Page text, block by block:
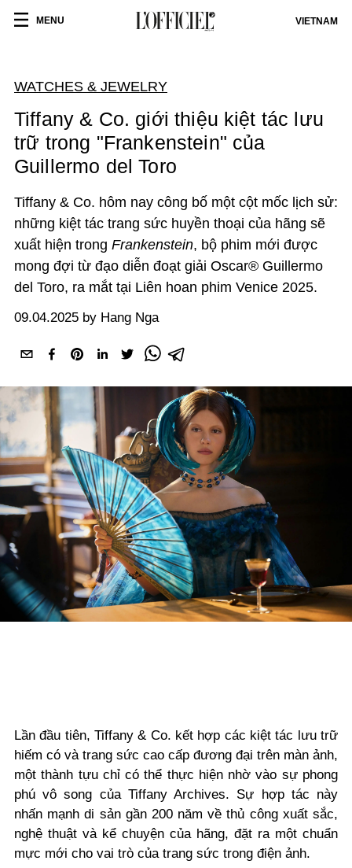
MENU VIETNAM
WATCHES & JEWELRY
Tiffany & Co. giới thiệu kiệt tác lưu
trữ trong "Frankenstein" của
Guillermo del Toro
Tiffany & Co. hôm nay công bố một cột mốc lịch sử:
những kiệt tác trang sức huyền thoại của hãng sẽ
xuất hiện trong Frankenstein, bộ phim mới được
mong đợi từ đạo diễn đoạt giải Oscar® Guillermo
del Toro, ra mắt tại Liên hoan phim Venice 2025.
09.04.2025 by Hang Nga
Lần đầu tiên, Tiffany & Co. kết hợp các kiệt tác lưu trữ
hiếm có và trang sức cao cấp đương đại trên màn ảnh,
một thành tựu chỉ có thể thực hiện nhờ vào sự phong
phú vô song của Tiffany Archives. Sự hợp tác này
nhấn mạnh di sản gần 200 năm về thủ công xuất sắc,
nghệ thuật và kể chuyện của hãng, đặt ra một chuẩn
mực mới cho vai trò của trang sức trong điện ảnh.